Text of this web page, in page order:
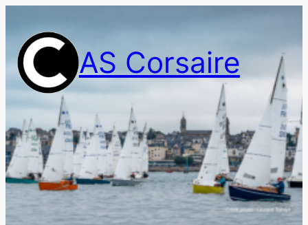
AS Corsaire